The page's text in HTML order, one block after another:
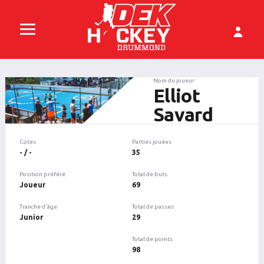
Nom du joueur
Elliot
Savard
Cotes
- / -
Position préféré
Joueur
Tranche d'âge
Junior
Parties jouées
35
Total de buts
69
Total de passes
29
Total de points
98